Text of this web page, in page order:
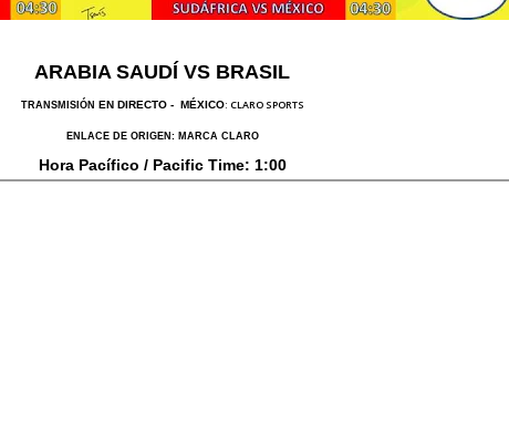
ARABIA SAUDÍ VS BRASIL
TRANSMISIÓN EN DIRECTO - MÉXICO: CLARO SPORTS
ENLACE DE ORIGEN: MARCA CLARO
Hora Pacífico / Pacific Time: 1:00